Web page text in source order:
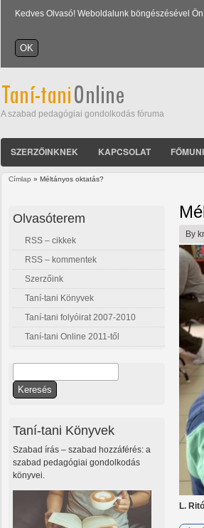
Kedves Olvasó! Weboldalunk böngészésével
A szabad pedagógiai gondolkodás fóruma
SZERZŐINKNEK KAPCSOLAT
Címlap » Méltányos oktatás?
By
L.
Olvasóterem
RSS – cikkek
RSS – kommentek
Szerzőink
Taní-tani Könyvek
Taní-tani folyóirat 2007-2010
Taní-tani Online 2011-től
Keresés űrlap
Taní-tani Könyvek
Szabad írás – szabad hozzáférés: a
szabad pedagógiai gondolkodás
könyvei.